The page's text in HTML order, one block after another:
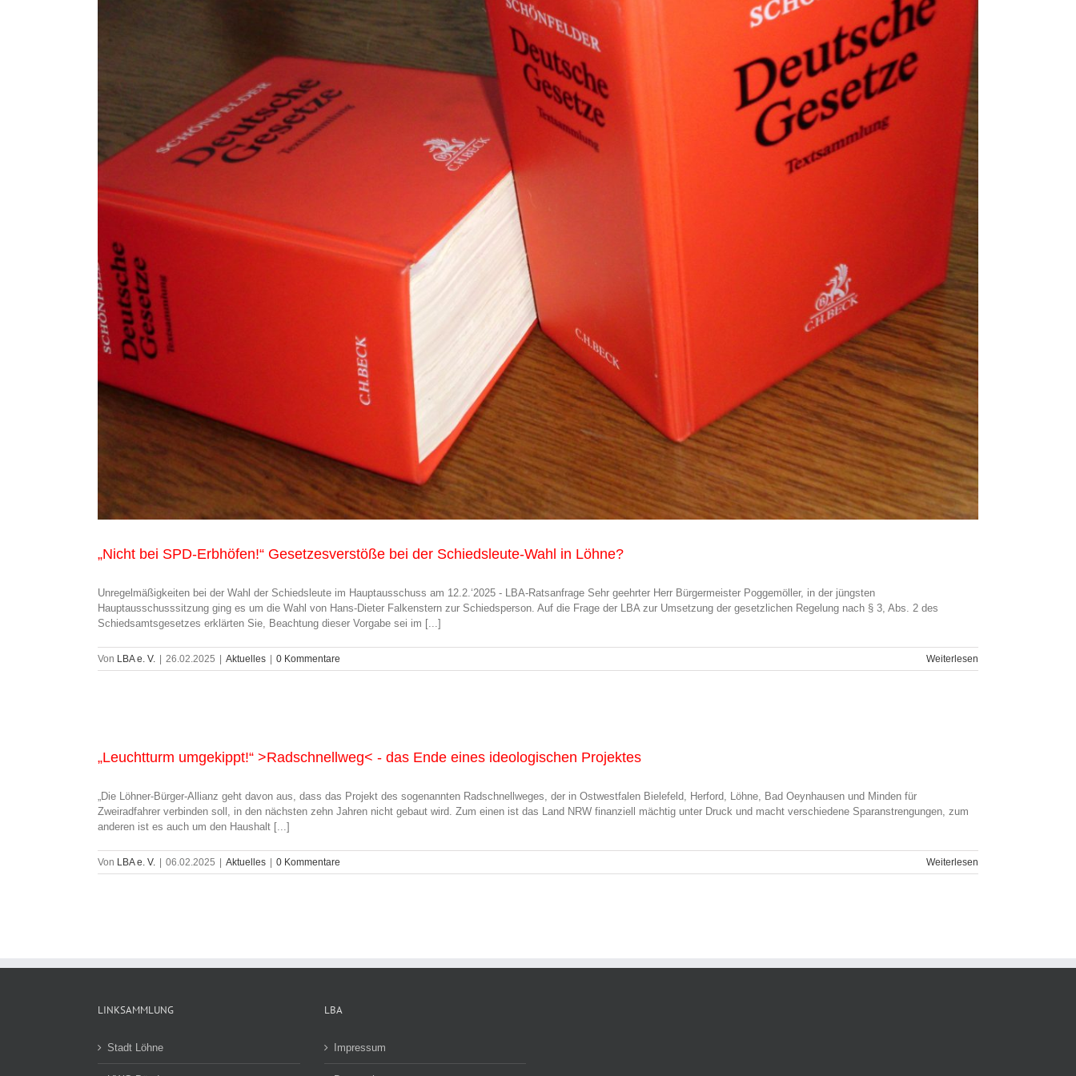
„Nicht bei SPD-Erbhöfen!“ Gesetzesverstöße bei der Schiedsleute-Wahl in Löhne?
Unregelmäßigkeiten bei der Wahl der Schiedsleute im Hauptausschuss am 12.2.‘2025 - LBA-Ratsanfrage Sehr geehrter Herr Bürgermeister Poggemöller, in der jüngsten
Hauptausschusssitzung ging es um die Wahl von Hans-Dieter Falkenstern zur Schiedsperson. Auf die Frage der LBA zur Umsetzung der gesetzlichen Regelung nach § 3, Abs. 2 des
Schiedsamtsgesetzes erklärten Sie, Beachtung dieser Vorgabe sei im [...]
Von LBA e. V. 26.02.2025 Aktuelles 0 Kommentare Weiterlesen
„Leuchtturm umgekippt!“ >Radschnellweg< - das Ende eines ideologischen Projektes
„Die Löhner-Bürger-Allianz geht davon aus, dass das Projekt des sogenannten Radschnellweges, der in Ostwestfalen Bielefeld, Herford, Löhne, Bad Oeynhausen und Minden für
Zweiradfahrer verbinden soll, in den nächsten zehn Jahren nicht gebaut wird. Zum einen ist das Land NRW finanziell mächtig unter Druck und macht verschiedene Sparanstrengungen, zum
anderen ist es auch um den Haushalt [...]
Von LBA e. V. 06.02.2025 Aktuelles 0 Kommentare Weiterlesen
LINKSAMMLUNG
Stadt Löhne
LBA
Impressum